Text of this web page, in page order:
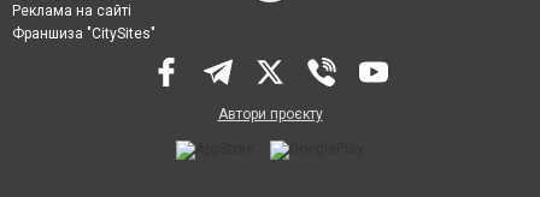
Реклама на сайті
Франшиза "CitySites"
Автори проєкту